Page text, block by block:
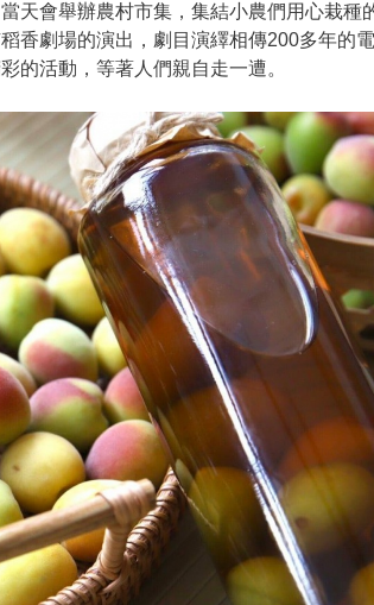
天會舉辦農村市集，集結小農們用心栽種
香劇場的演出，劇目演繹相傳200多年的
的活動，等著人們親自走一遭。